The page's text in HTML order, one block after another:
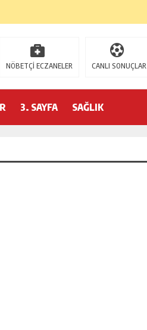
YAYINLADI
NÖBETÇİ ECZANELER CANLI SONUÇLAR
3. SAYFA SAĞLIK